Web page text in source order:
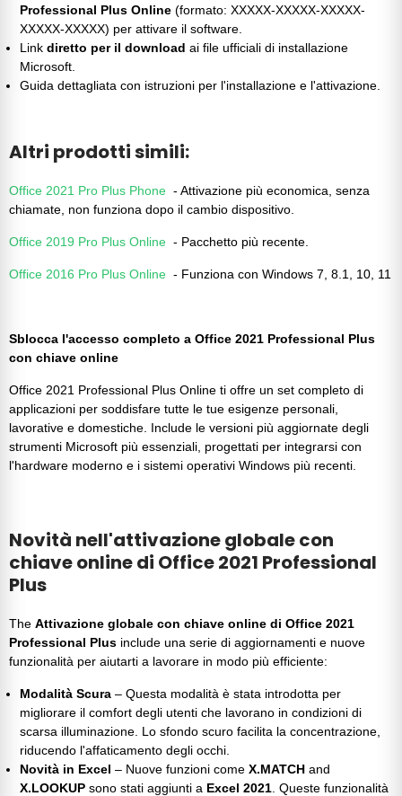
Professional Plus Online (formato: XXXXX-XXXXX-XXXXX-
XXXXX-XXXXX) per attivare il software.
Link diretto per il download ai file ufficiali di installazione
Microsoft.
Guida dettagliata con istruzioni per l'installazione e l'attivazione.
Altri prodotti simili:
Office 2021 Pro Plus Phone - Attivazione più economica, senza
chiamate, non funziona dopo il cambio dispositivo.
Office 2019 Pro Plus Online - Pacchetto più recente.
Office 2016 Pro Plus Online - Funziona con Windows 7, 8.1, 10, 11
Sblocca l'accesso completo a Office 2021 Professional Plus
con chiave online
Office 2021 Professional Plus Online ti offre un set completo di
applicazioni per soddisfare tutte le tue esigenze personali,
lavorative e domestiche. Include le versioni più aggiornate degli
strumenti Microsoft più essenziali, progettati per integrarsi con
l'hardware moderno e i sistemi operativi Windows più recenti.
Novità nell'attivazione globale con
chiave online di Office 2021 Professional
Plus
The Attivazione globale con chiave online di Office 2021
Professional Plus include una serie di aggiornamenti e nuove
funzionalità per aiutarti a lavorare in modo più efficiente:
Modalità Scura – Questa modalità è stata introdotta per
migliorare il comfort degli utenti che lavorano in condizioni di
scarsa illuminazione. Lo sfondo scuro facilita la concentrazione,
riducendo l'affaticamento degli occhi.
Novità in Excel – Nuove funzioni come X.MATCH and
X.LOOKUP sono stati aggiunti a Excel 2021 . Queste funzionalità